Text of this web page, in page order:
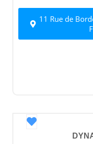
11 Rue de
Favori